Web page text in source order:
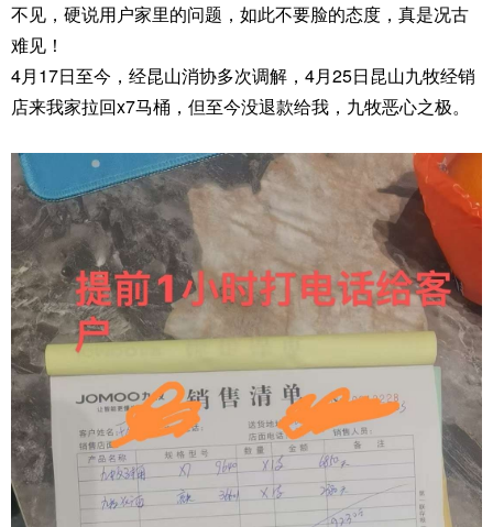
不见，硬说用户家里的问题，如此不要脸的态度，真是况古
难见！
4月17日至今，经昆山消协多次调解，4月25日昆山九牧经销
店来我家拉回x7马桶，但至今没退款给我，九牧恶心之极。